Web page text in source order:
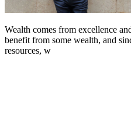
Wealth comes from excellence
benefit from some wealth, and
resources, w